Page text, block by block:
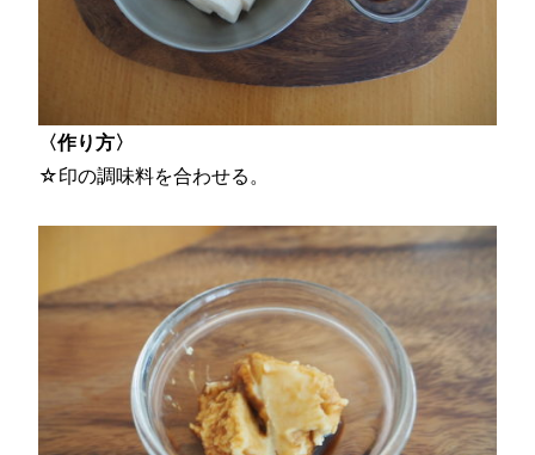
〈作り方〉
☆印の調味料を合わせる。